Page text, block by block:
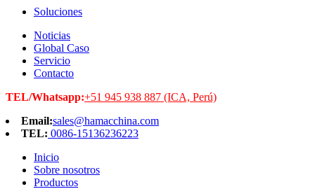
Soluciones
Noticias
Global Caso
Servicio
Contacto
TEL/Whatsapp:+51 945 938 887 (ICA, Perú)
Email:sales@hamacchina.com
TEL: 0086-15136236223
Inicio
Sobre nosotros
Productos